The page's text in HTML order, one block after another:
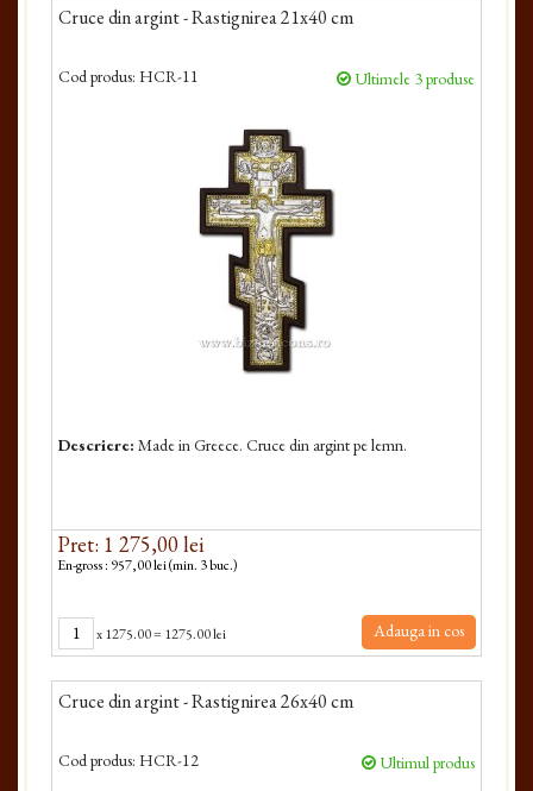
Cruce din argint - Rastignirea 21x40 cm
Cod produs: HCR-11 Ultimele 3 produse
Descriere: Made in Greece. Cruce din argint pe lemn.
Pret: 1 275,00 lei
En-gross : 957,00 lei (min. 3 buc.)
x1275.00= 1275.00 lei Adauga in cos
Cruce din argint - Rastignirea 26x40 cm
Cod produs: HCR-12 Ultimul produs